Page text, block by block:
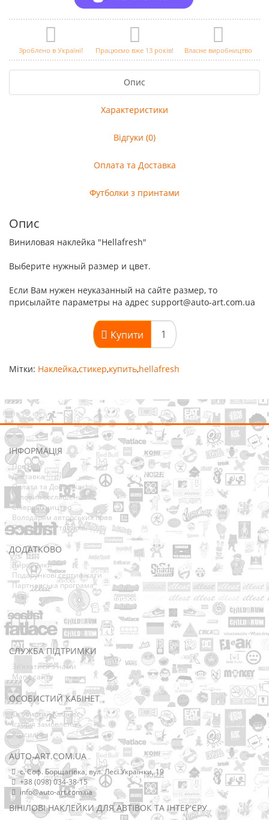
Зроблено в Україні! Працюємо вже 13 років! Власне виробництво
Опис
Характеристики
Відгуки (0)
Оплата та Доставка
Футболки з принтами
Опис
Виниловая наклейка "Hellafresh"
Выберите нужный размер и цвет.
Если Вам нужен неуказанный на сайте размер, то
присылайте параметры на адрес support@auto-art.com.ua
Купити
Мітки: Наклейка,стикер,купить,hellafresh
ІНФОРМАЦІЯ
Про нас
Доставка
Оплата та Доставка
Условия соглашения
Співробітництво
Володарям авторських прав
Повернення товарів
ДОДАТКОВО
Виробники
Подарункові сертифікати
Партнерська програма
Акції
СЛУЖБА ПІДТРИМКИ
Зв’язатися з нами
Мапа сайту
ОСОБИСТИЙ КАБІНЕТ
Особистий Кабінет
Історія замовлень
Розсилка
AUTO-ART.COM.UA
с. Соф. Борщагівка, вул. Лесі Українки, 19
+38 (098) 034-38-15
info@auto-art.com.ua
ВІНІЛОВІ НАКЛЕЙКИ ДЛЯ АВТІВОК ТА ІНТЕР'ЄРУ